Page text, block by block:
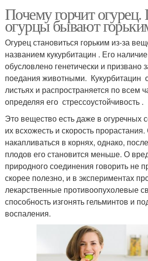
Почему горчит
огурцы бывают
Огурец становиться горьким из-за
названием кукурбитацин . Его
обусловлено генетически и призвано
поедания животными. Кукурбитацин
листьях и распространяется по всем
определяя его стрессоустойчивость .
Это вещество есть даже в огуречных
их всхожесть и скорость
накапливаться в корнях, однако,
плодов его становится меньше. О
природного соединения говорить не
скорее полезно, и в экспериментах
лекарственные противоопухолевые
способность изгонять гельминтов и
воспаления.